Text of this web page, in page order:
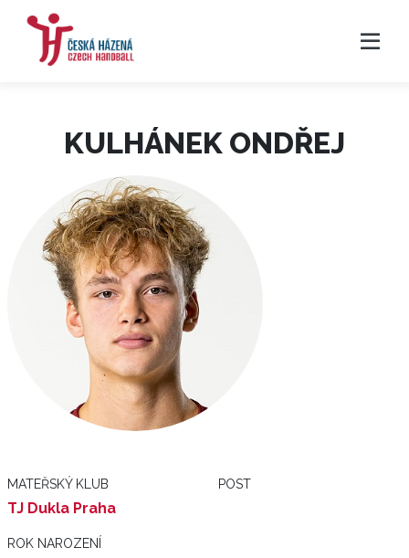
KULHÁNEK ONDŘEJ
MATEŘSKÝ KLUB
TJ Dukla Praha
POST
ROK NAROZENÍ